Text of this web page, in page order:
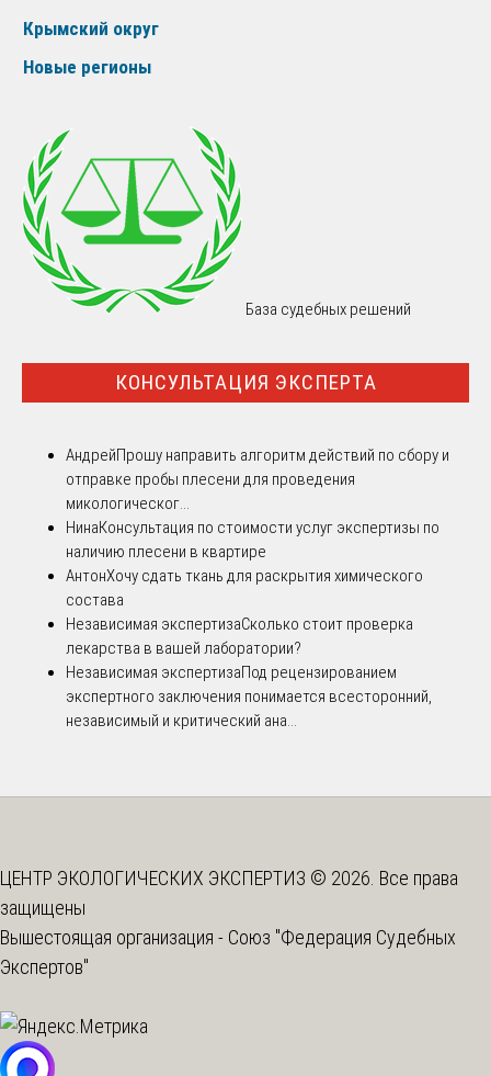
Крымский округ
Новые регионы
База судебных решений
КОНСУЛЬТАЦИЯ ЭКСПЕРТА
АндрейПрошу направить алгоритм действий по сбору и
отправке пробы плесени для проведения
микологическог...
НинаКонсультация по стоимости услуг экспертизы по
наличию плесени в квартире
АнтонХочу сдать ткань для раскрытия химического
состава
Независимая экспертизаСколько стоит проверка
лекарства в вашей лаборатории?
Независимая экспертизаПод рецензированием
экспертного заключения понимается всесторонний,
независимый и критический ана...
ЦЕНТР ЭКОЛОГИЧЕСКИХ ЭКСПЕРТИЗ © 2026. Все права
защищены
Вышестоящая организация - Союз "Федерация Судебных
Экспертов"